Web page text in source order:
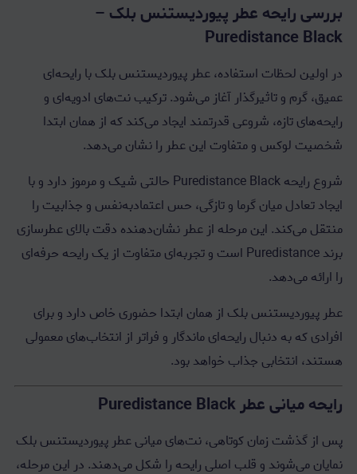
بررسی رایحه عطر پیوردیستنس بلک –
Puredistance Black
در اولین لحظات استفاده، عطر پیوردیستنس بلک با رایحه‌ای
عمیق، گرم و تاثیرگذار آغاز می‌شود. ترکیب نت‌های ادویه‌ای و
رایحه‌های تازه، شروعی قدرتمند ایجاد می‌کند که از همان ابتدا
شخصیت لوکس و متفاوت این عطر را نشان می‌دهد.
شروع رایحه Puredistance Black حالتی شیک و مرموز دارد و با
ایجاد تعادل میان گرما و تازگی، حس اعتمادبه‌نفس و جذابیت را
منتقل می‌کند. این مرحله از عطر نشان‌دهنده دقت بالای عطرسازی
برند Puredistance است و تجربه‌ای متفاوت از یک رایحه حرفه‌ای
را ارائه می‌دهد.
عطر پیوردیستنس بلک از همان ابتدا حضوری خاص دارد و برای
افرادی که به دنبال رایحه‌ای ماندگار و فراتر از انتخاب‌های معمولی
هستند، انتخابی جذاب خواهد بود.
رایحه میانی عطر Puredistance Black
پس از گذشت زمان کوتاهی، نت‌های میانی عطر پیوردیستنس بلک
نمایان می‌شوند و قلب اصلی رایحه را شکل می‌دهند. در این مرحله،